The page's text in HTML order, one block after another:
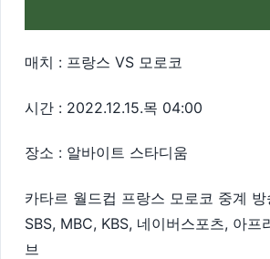
매치 : 프랑스 VS 모로코
시간 : 2022.12.15.목 04:00
장소 : 알바이트 스타디움
카타르 월드컵 프랑스 모로코 중계
SBS, MBC, KBS, 네이버스포츠, 아프
브